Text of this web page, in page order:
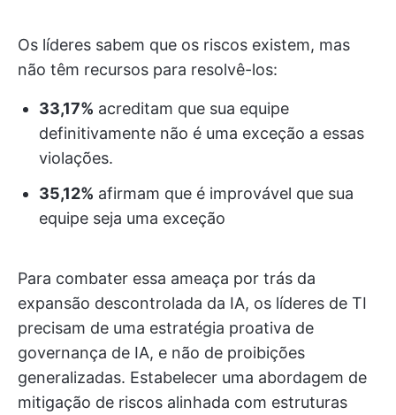
Os líderes sabem que os riscos existem, mas
não têm recursos para resolvê-los:
33,17% acreditam que sua equipe
definitivamente não é uma exceção a essas
violações.
35,12% afirmam que é improvável que sua
equipe seja uma exceção
Para combater essa ameaça por trás da
expansão descontrolada da IA, os líderes de TI
precisam de uma estratégia proativa de
governança de IA, e não de proibições
generalizadas. Estabelecer uma abordagem de
mitigação de riscos alinhada com estruturas